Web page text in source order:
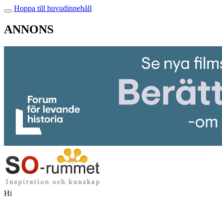
Hoppa till huvudinnehåll
ANNONS
Hi